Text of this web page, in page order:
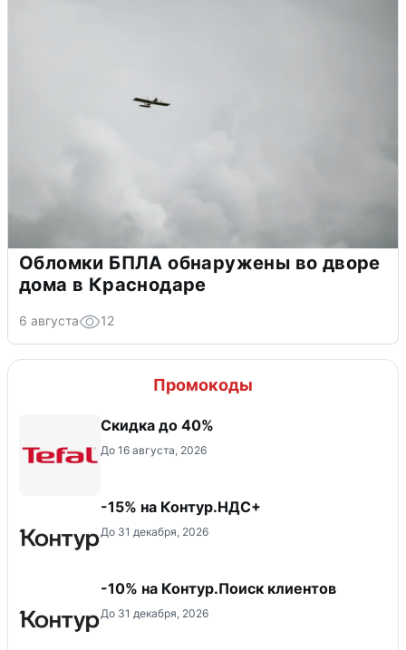
Обломки БПЛА обнаружены во дворе
дома в Краснодаре
6 августа 12
Промокоды
Скидка до 40%
До 16 августа, 2026
-15% на Контур.НДС+
До 31 декабря, 2026
-10% на Контур.Поиск клиентов
До 31 декабря, 2026